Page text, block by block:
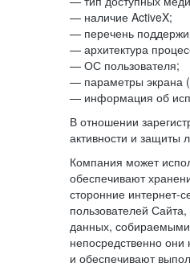
— наличие ActiveX;
— перечень
— архитектура
— ОС пользователя;
— параметры экрана
— информация об
В отношении
активности и защиты
Компания может
обеспечивают
сторонние интернет-
пользователей
данных, собираемыми
непосредственно они
и обеспечивают